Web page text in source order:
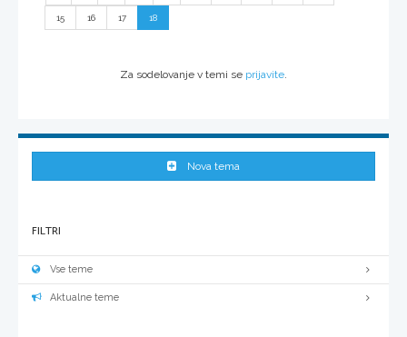
15 16 17 18
Za sodelovanje v temi se prijavite
Nova tema
FILTRI
Vse teme
Aktualne teme